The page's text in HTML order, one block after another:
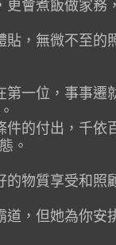
更會煮飯做家務
貼，無微不至的
第一位，事事遷
件的付出，千依
。
的物質享受和照
道，但她為你安